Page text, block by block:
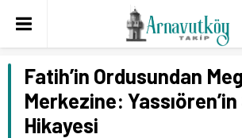
Fatih’in Ordusundan
Merkezine: Yassıören’in
Hikayesi